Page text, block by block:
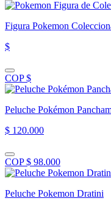
Figura Pokemon
$
COP $
Peluche Pokémon
$ 120.000
COP $ 98.000
Peluche Pokemon Dratini